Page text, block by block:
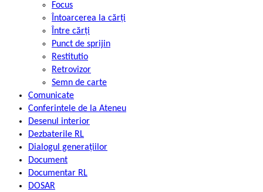
Focus
Întoarcerea la cărți
Între cărți
Punct de sprijin
Restitutio
Retrovizor
Semn de carte
Comunicate
Conferintele de la Ateneu
Desenul interior
Dezbaterile RL
Dialogul generațiilor
Document
Documentar RL
DOSAR